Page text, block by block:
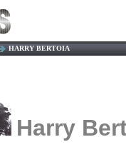
HARRY BERTOIA
Harry